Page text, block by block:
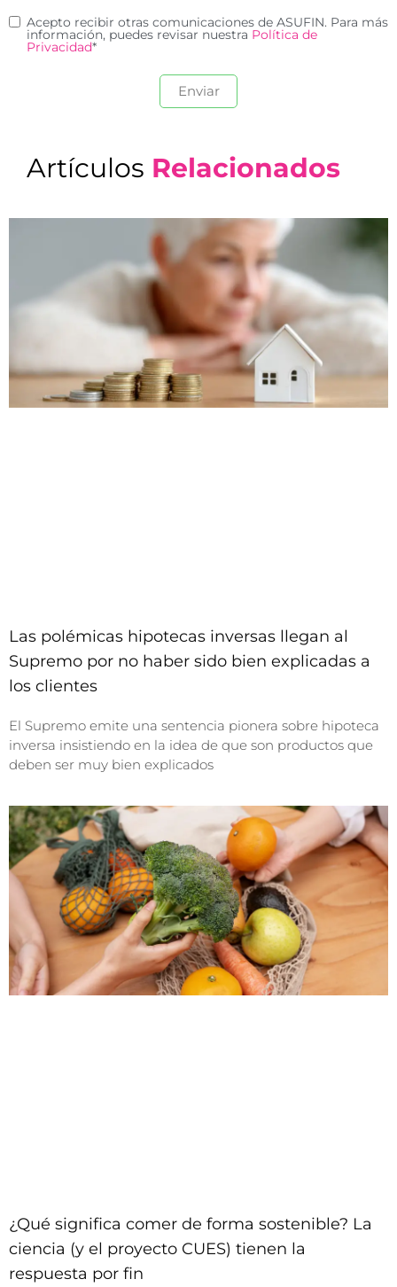
Acepto recibir otras comunicaciones de ASUFIN. Para más
información, puedes revisar nuestra Política de
Privacidad*
Artículos Relacionados
Las polémicas hipotecas inversas llegan al
Supremo por no haber sido bien explicadas a
los clientes
El Supremo emite una sentencia pionera sobre hipoteca
inversa insistiendo en la idea de que son productos que
deben ser muy bien explicados
¿Qué significa comer de forma sostenible? La
ciencia (y el proyecto CUES) tienen la
respuesta por fin